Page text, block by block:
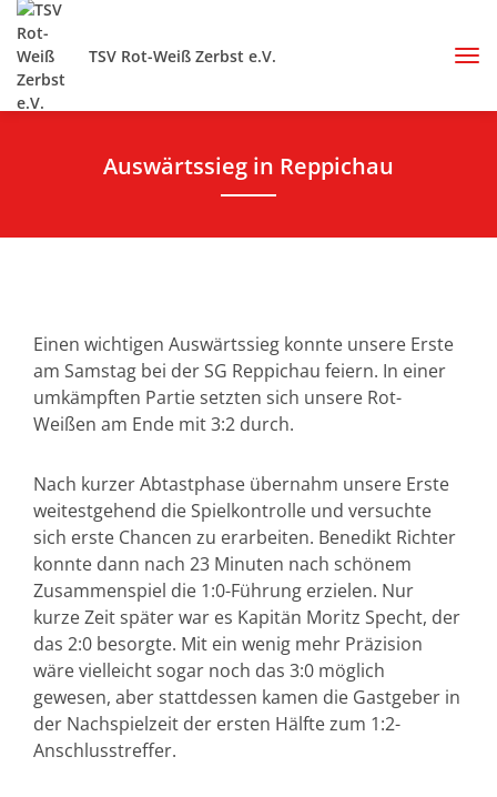
TSV Rot-Weiß Zerbst e.V.
Auswärtssieg in Reppichau
Einen wichtigen Auswärtssieg konnte unsere Erste
am Samstag bei der SG Reppichau feiern. In einer
umkämpften Partie setzten sich unsere Rot-
Weißen am Ende mit 3:2 durch.
Nach kurzer Abtastphase übernahm unsere Erste
weitestgehend die Spielkontrolle und versuchte
sich erste Chancen zu erarbeiten. Benedikt Richter
konnte dann nach 23 Minuten nach schönem
Zusammenspiel die 1:0-Führung erzielen. Nur
kurze Zeit später war es Kapitän Moritz Specht, der
das 2:0 besorgte. Mit ein wenig mehr Präzision
wäre vielleicht sogar noch das 3:0 möglich
gewesen, aber stattdessen kamen die Gastgeber in
der Nachspielzeit der ersten Hälfte zum 1:2-
Anschlusstreffer.